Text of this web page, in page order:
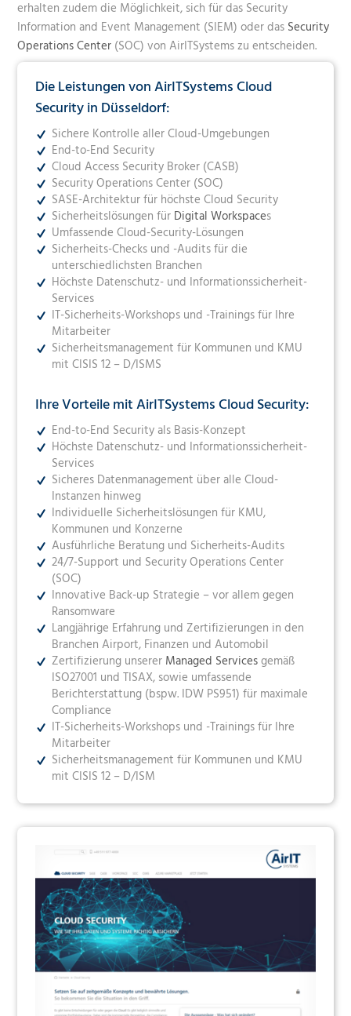
erhalten zudem die Möglichkeit, sich für das Security
Information and Event Management (SIEM) oder das Security
Operations Center (SOC) von AirITSystems zu entscheiden.
Die Leistungen von AirITSystems Cloud
Security in Düsseldorf:
Sichere Kontrolle aller Cloud-Umgebungen
End-to-End Security
Cloud Access Security Broker (CASB)
Security Operations Center (SOC)
SASE-Architektur für höchste Cloud Security
Sicherheitslösungen für Digital Workspaces
Umfassende Cloud-Security-Lösungen
Sicherheits-Checks und -Audits für die
unterschiedlichsten Branchen
Höchste Datenschutz- und Informationssicherheit-
Services
IT-Sicherheits-Workshops und -Trainings für Ihre
Mitarbeiter
Sicherheitsmanagement für Kommunen und KMU
mit CISIS 12 – D/ISMS
Ihre Vorteile mit AirITSystems Cloud Security:
End-to-End Security als Basis-Konzept
Höchste Datenschutz- und Informationssicherheit-
Services
Sicheres Datenmanagement über alle Cloud-
Instanzen hinweg
Individuelle Sicherheitslösungen für KMU,
Kommunen und Konzerne
Ausführliche Beratung und Sicherheits-Audits
24/7-Support und Security Operations Center
(SOC)
Innovative Back-up Strategie – vor allem gegen
Ransomware
Langjährige Erfahrung und Zertifizierungen in den
Branchen Airport, Finanzen und Automobil
Zertifizierung unserer Managed Servicesgemäß
ISO27001 und TISAX, sowie umfassende
Berichterstattung (bspw. IDW PS951) für maximale
Compliance
IT-Sicherheits-Workshops und -Trainings für Ihre
Mitarbeiter
Sicherheitsmanagement für Kommunen und KMU
mit CISIS 12 – D/ISM